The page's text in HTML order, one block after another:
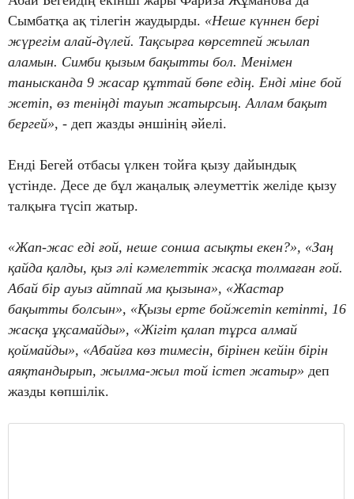
Сымбатқа ақ тілегін жаудырды. «Неше күннен бері
жүрегім алай-дүлей. Тақсырға көрсетпей жылап
аламын. Симби қызым бақытты бол. Менімен
танысканда 9 жасар құттай бөпе едің. Енді міне бой
жетіп, өз теніңді тауып жатырсың. Аллам бақыт
бергей», - деп жазды әншінің әйелі.
Енді Бегей отбасы үлкен тойға қызу дайындық
үстінде. Десе де бұл жаңалық әлеуметтік желіде қызу
талқыға түсіп жатыр.
«Жап-жас еді ғой, неше сонша асықты екен?», «Заң
қайда қалды, қыз әлі кәмелеттік жасқа толмаған ғой.
Абай бір ауыз айтпай ма қызына», «Жастар
бақытты болсын», «Қызы ерте бойжетіп кетіпті, 16
жасқа ұқсамайды», «Жігіт қалап тұрса алмай
қоймайды», «Абайға көз тимесін, бірінен кейін бірін
аяқтандырып, жылма-жыл той істеп жатыр» деп
жазды көпшілік.